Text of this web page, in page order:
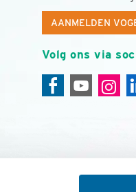
AANMELDEN
Volg ons via